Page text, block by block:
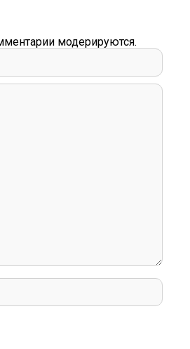
модерируются.